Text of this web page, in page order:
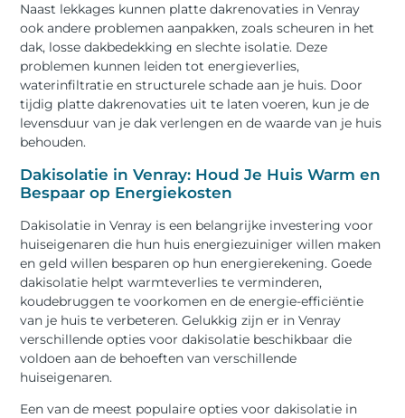
Naast lekkages kunnen platte dakrenovaties in Venray
ook andere problemen aanpakken, zoals scheuren in het
dak, losse dakbedekking en slechte isolatie. Deze
problemen kunnen leiden tot energieverlies,
waterinfiltratie en structurele schade aan je huis. Door
tijdig platte dakrenovaties uit te laten voeren, kun je de
levensduur van je dak verlengen en de waarde van je huis
behouden.
Dakisolatie in Venray: Houd Je Huis Warm en
Bespaar op Energiekosten
Dakisolatie in Venray is een belangrijke investering voor
huiseigenaren die hun huis energiezuiniger willen maken
en geld willen besparen op hun energierekening. Goede
dakisolatie helpt warmteverlies te verminderen,
koudebruggen te voorkomen en de energie-efficiëntie
van je huis te verbeteren. Gelukkig zijn er in Venray
verschillende opties voor dakisolatie beschikbaar die
voldoen aan de behoeften van verschillende
huiseigenaren.
Een van de meest populaire opties voor dakisolatie in